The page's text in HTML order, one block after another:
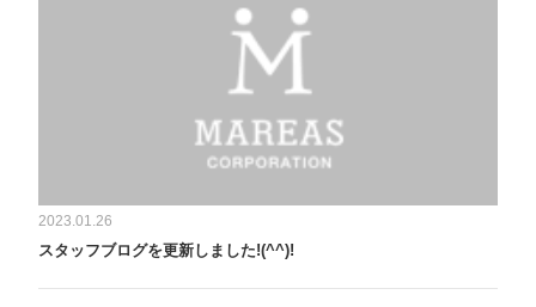
2023.01.26
スタッフブログを更新しました!(^^)!